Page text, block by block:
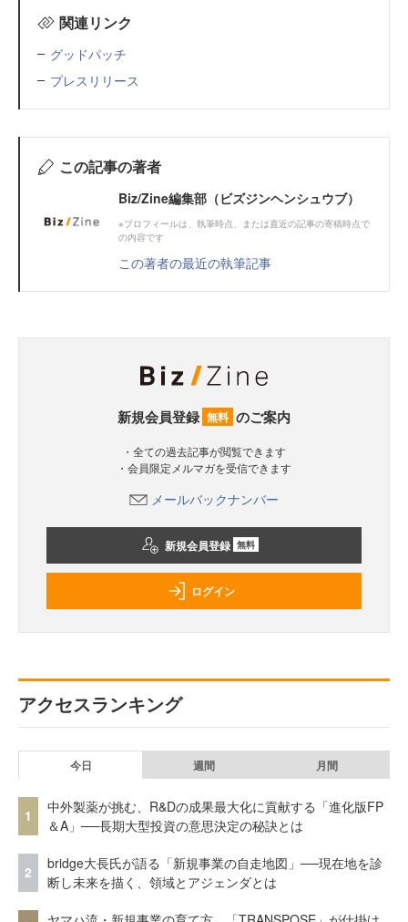
関連リンク
グッドパッチ
プレスリリース
この記事の著者
Biz/Zine編集部（ビズジンヘンシュウブ）
※プロフィールは、執筆時点、または直近の記事の寄稿時点で
の内容です
この著者の最近の執筆記事
新規会員登録 無料 のご案内
・全ての過去記事が閲覧できます
・会員限定メルマガを受信できます
メールバックナンバー
新規会員登録 無料
ログイン
アクセスランキング
今日 週間 月間
1
中外製薬が挑む、R&Dの成果最大化に貢献する「進化版FP
＆A」──長期大型投資の意思決定の秘訣とは
2
bridge大長氏が語る「新規事業の自走地図」──現在地を診
断し未来を描く、領域とアジェンダとは